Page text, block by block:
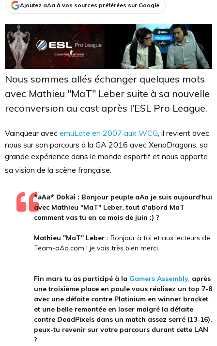
Ajoutez aAa à vos sources préférées sur Google
Nous sommes allés échanger quelques mots
avec Mathieu "MaT" Leber suite à sa nouvelle
reconversion au cast après l'ESL Pro League.
Vainqueur avec emuLate en 2007 aux WCG, il revient avec
nous sur son parcours à la GA 2016 avec XenoDragons, sa
grande expérience dans le monde esportif et nous apporte
sa vision de la scène française.
*aAa* Dokai : Bonjour peuple aAa je suis aujourd'hui
avec Mathieu "MaT" Leber, tout d'abord MaT
comment vas tu en ce mois de juin :) ?
Mathieu "MaT" Leber : Bonjour à toi et aux lecteurs de
Team-aAa.com ! je vais très bien merci.
Fin mars tu as participé à la Gamers Assembly, après
une troisième place en poule vous réalisez un top 7-8
avec une défaite contre Platinium en winner bracket
et une belle remontée en loser malgré la défaite
contre DeadPixels dans un match assez serré (13-16),
peux-tu revenir sur votre parcours durant cette LAN
?